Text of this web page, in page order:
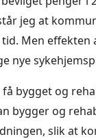
jeg at
Men
nye
bygget og
bygger og
slik at